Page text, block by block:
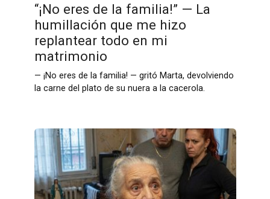
“¡No eres de la familia!” — La
humillación que me hizo
replantear todo en mi
matrimonio
— ¡No eres de la familia! — gritó Marta, devolviendo
la carne del plato de su nuera a la cacerola.